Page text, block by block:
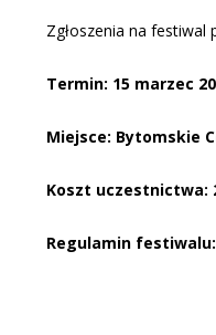
Zgłoszenia na
Termin: 15 marzec
Miejsce: Bytomskie
Koszt uczestnictwa:
Regulamin festiwalu: